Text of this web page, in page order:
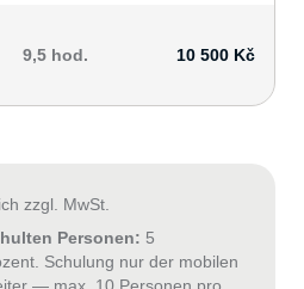
9,5 hod. 10 500 Kč
zzgl. MwSt.
Personen: 5
Schulung nur der mobilen